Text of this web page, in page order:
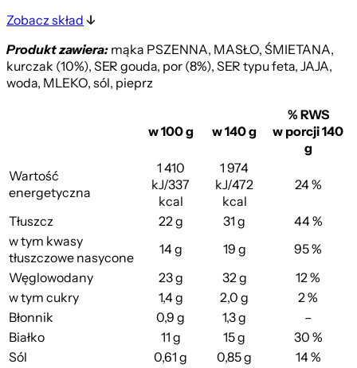
Zobacz skład
Produkt zawiera:mąka PSZENNA, MASŁO, ŚMIETANA,
kurczak (10%), SER gouda, por (8%), SER typu feta, JAJA,
woda, MLEKO, sól, pieprz
w 100 g w 140 g
% RWS
w porcji 140
g
Wartość
energetyczna
1 410
kJ/337
kcal
1 974
kJ/472
kcal
24 %
Tłuszcz 22 g 31 g
44 %
w tym kwasy
tłuszczowe nasycone
14 g 19 g
95 %
Węglowodany
23 g 32 g
12 %
w tym cukry
1,4 g 2,0 g
2 %
Błonnik
0,9 g 1,3 g
–
Białko
11 g 15 g
30 %
Sól
0,61 g 0,85 g 14 %